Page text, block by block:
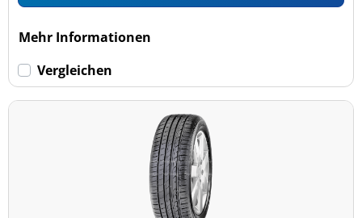
Mehr Informationen
Vergleichen